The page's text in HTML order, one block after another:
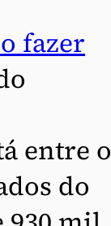
fazer
entre
do